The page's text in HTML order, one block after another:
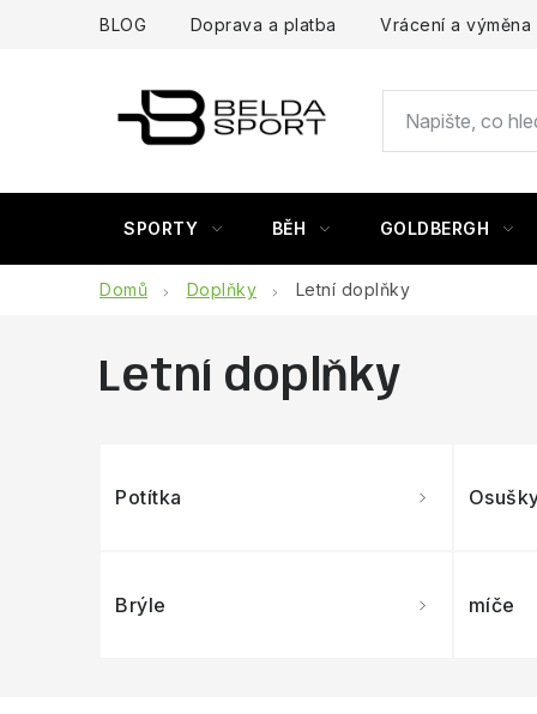
BLOG Doprava a platba Vrácení a
SPORTY BĚH GOLDBERGH
Domů Doplňky Letní doplňky
Letní doplňky
Potítka
Brýle míče